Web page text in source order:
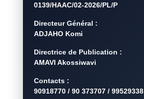
0139/HAAC/02-2026/PL/P
Directeur Général :
ADJAHO Komi
Directrice de Publication :
AMAVI Akossiwavi
Contacts :
90918770 / 90 373707 / 99529338